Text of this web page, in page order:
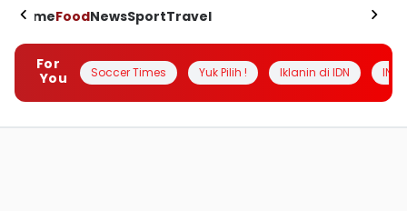
HomeFoodNewsSportTravel
For
You
Soccer Times Yuk Pilih ! Iklanin di IDN